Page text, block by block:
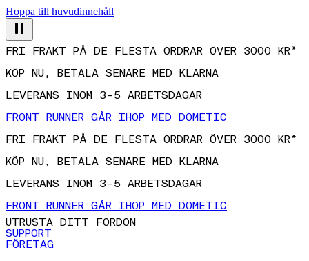
Hoppa till huvudinnehåll
FRI FRAKT PÅ DE FLESTA ORDRAR ÖVER 3000 KR*
KÖP NU, BETALA SENARE MED KLARNA
LEVERANS INOM 3–5 ARBETSDAGAR
FRONT RUNNER GÅR IHOP MED DOMETIC
FRI FRAKT PÅ DE FLESTA ORDRAR ÖVER 3000 KR*
KÖP NU, BETALA SENARE MED KLARNA
LEVERANS INOM 3–5 ARBETSDAGAR
FRONT RUNNER GÅR IHOP MED DOMETIC
UTRUSTA DITT FORDON
SUPPORT
FÖRETAG